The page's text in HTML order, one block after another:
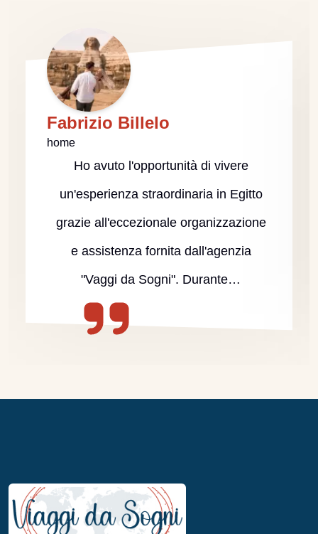
Fabrizio Billelo
home
Ho avuto l'opportunità di vivere
un'esperienza straordinaria in Egitto
grazie all'eccezionale organizzazione
e assistenza fornita dall'agenzia
"Vaggi da Sogni". Durante…